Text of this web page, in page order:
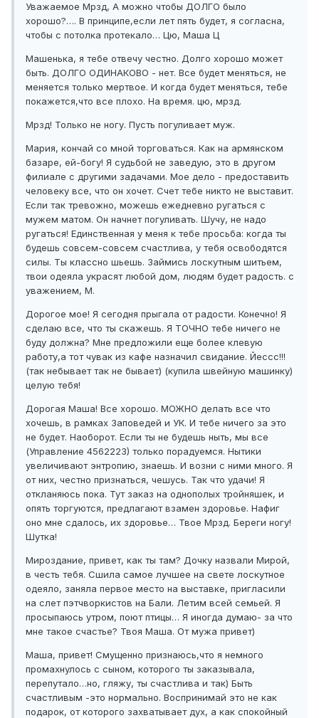
Уважаемое Мрзд, А можно чтобы ДОЛГО было
хорошо?…. В принципе,если лет пять будет, я согласна,
чтобы с потолка протекало… Цю, Маша Ц
Машенька, я тебе отвечу честно. Долго хорошо может
быть. ДОЛГО ОДИНАКОВО - нет. Все будет меняться, не
меняется только мертвое. И когда будет меняться, тебе
покажется,что все плохо. На время. цю, мрзд.
Мрзд! Только не ногу. Пусть погуливает муж.
Мария, кончай со мной торговаться. Как на армянском
базаре, ей-богу! Я судьбой не заведую, это в другом
филиале с другими задачами. Мое дело - предоставить
человеку все, что он хочет. Счет тебе никто не выставит.
Если так тревожно, можешь ежедневно ругаться с
мужем матом. Он начнет погуливать. Шучу, не надо
ругаться! Единственная у меня к тебе просьба: когда ты
будешь совсем-совсем счастлива, у тебя освободятся
силы. Ты классно шьешь. Займись лоскутным шитьем,
твои одеяла украсят любой дом, людям будет радость. с
уважением, М.
Дорогое мое! Я сегодня прыгала от радости. Конечно! Я
сделаю все, что ты скажешь. Я ТОЧНО тебе ничего не
буду должна? Мне предложили еще более клевую
работу,а тот чувак из кафе назначил свидание. Йессс!!!
(так небывает так не бывает) (купила швейную машинку)
целую тебя!
Дорогая Маша! Все хорошо. МОЖНО делать все что
хочешь, в рамках Заповедей и УК. И тебе ничего за это
не будет. Наоборот. Если ты не будешь ныть, мы все
(Управление 4562223) только порадуемся. Нытики
увеличивают энтропию, знаешь. И возни с ними много. Я
от них, честно признаться, чешусь. Так что удачи! Я
откланяюсь пока. Тут заказ на однополых тройняшек, и
опять торгуются, предлагают взамен здоровье. Нафиг
оно мне сдалось, их здоровье… Твое Мрзд. Береги ногу!
Шутка!
Мироздание, привет, как ты там? Дочку назвали Мирой,
в честь тебя. Сшила самое лучшее на свете лоскутное
одеяло, заняла первое место на выставке, пригласили
на слет пэтчворкистов на Бали. Летим всей семьей. Я
просыпаюсь утром, поют птицы… Я иногда думаю- за что
мне такое счастье? Твоя Маша. От мужа привет)
Маша, привет! Смущенно признаюсь,что я немного
промахнулось с сыном, которого ты заказывала,
перепутало…но, гляжу, ты счастлива и так) Быть
счастливым -это нормально. Воспринимай это не как
подарок, от которого захватывает дух, а как спокойный